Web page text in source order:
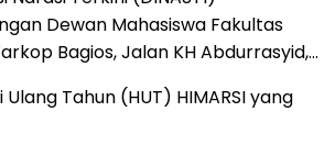
Dewan Mahasiswa Fakultas
Bagios, Jalan KH Abdurrasyid,…